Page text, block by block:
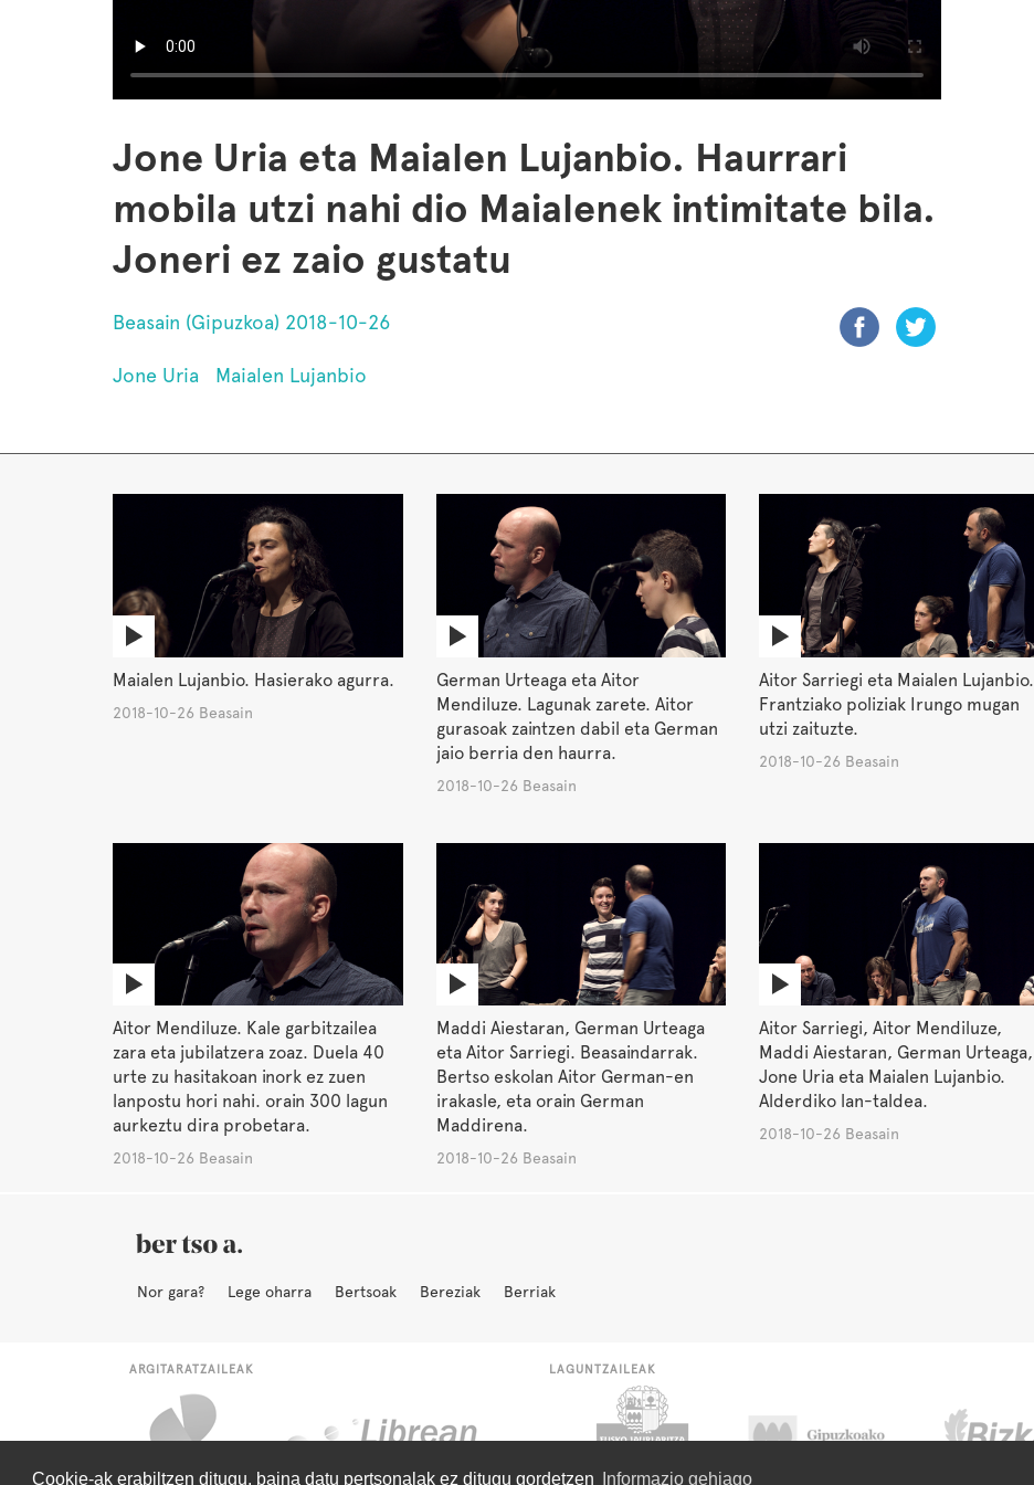
Cookie-ak erabiltzen ditugu, baina datu pertsonalak ez ditugu gordetzen Informazio gehiago
Jone Uria eta Maialen Lujanbio. Haurrari
mobila utzi nahi dio Maialenek intimitate bila.
Joneri ez zaio gustatu
Beasain (Gipuzkoa) 2018-10-26
Jone Uria Maialen Lujanbio
Maialen Lujanbio. Hasierako agurra.
2018-10-26 Beasain
German Urteaga eta Aitor
Mendiluze. Lagunak zarete. Aitor
gurasoak zaintzen dabil eta German
jaio berria den haurra.
2018-10-26 Beasain
Aitor Sarriegi eta Maialen Lujanbio.
Frantziako poliziak Irungo mugan
utzi zaituzte.
2018-10-26 Beasain
Aitor Mendiluze. Kale garbitzailea
zara eta jubilatzera zoaz. Duela 40
urte zu hasitakoan inork ez zuen
lanpostu hori nahi. orain 300 lagun
aurkeztu dira probetara.
2018-10-26 Beasain
Maddi Aiestaran, German Urteaga
eta Aitor Sarriegi. Beasaindarrak.
Bertso eskolan Aitor German-en
irakasle, eta orain German
Maddirena.
2018-10-26 Beasain
Aitor Sarriegi, Aitor Mendiluze,
Maddi Aiestaran, German Urteaga,
Jone Uria eta Maialen Lujanbio.
Alderdiko lan-taldea.
2018-10-26 Beasain
Nor gara? Lege oharra Bertsoak Bereziak Berriak
ARGITARATZAILEAK LAGUNTZAILEAK